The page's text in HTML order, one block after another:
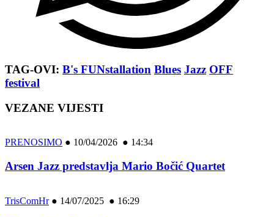
TAG-OVI: B's FUNstallation Blues Jazz OFF
festival
VEZANE VIJESTI
PRENOSIMO ● 10/04/2026 ● 14:34
Arsen Jazz predstavlja Mario Bočić Quartet
TrisComHr● 14/07/2025 ● 16:29